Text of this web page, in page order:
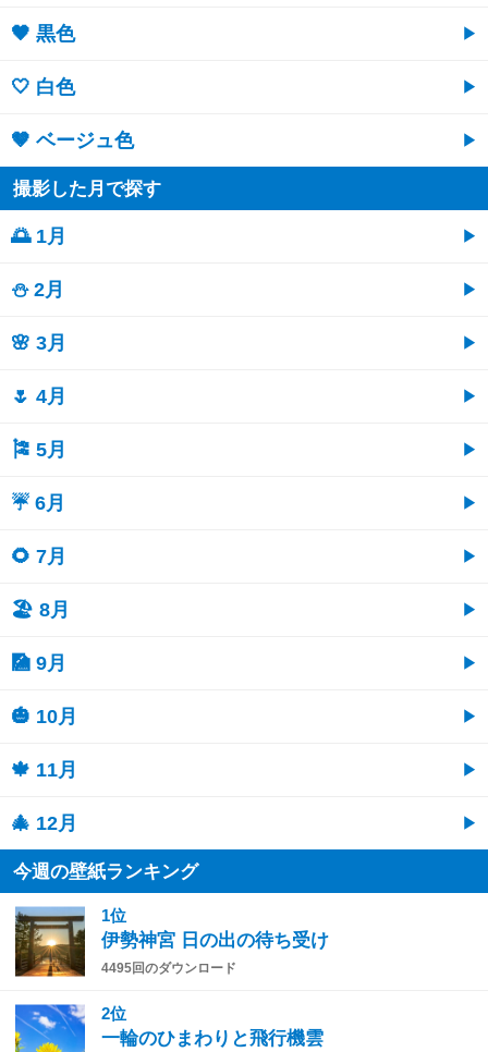
🖤 黒色
🤍 白色
🤎 ベージュ色
撮影した月で探す
🌅 1月
⛄ 2月
🌸 3月
🌷 4月
🎏 5月
☔ 6月
🌻 7月
🏖 8月
🎑 9月
🎃 10月
🍁 11月
🎄 12月
今週の壁紙ランキング
1位
伊勢神宮 日の出の待ち受け
4495回のダウンロード
2位
一輪のひまわりと飛行機雲